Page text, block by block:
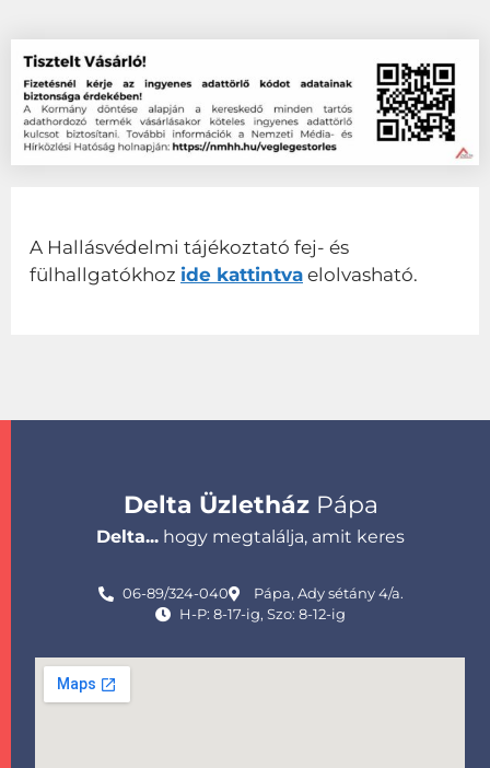
A Hallásvédelmi tájékoztató fej- és
fülhallgatókhoz ide kattintva elolvasható.
Delta ÜzletházPápa
Delta... hogy megtalálja, amit keres
06-89/324-040
Pápa, Ady sétány 4/a.
H-P: 8-17-ig, Szo: 8-12-ig